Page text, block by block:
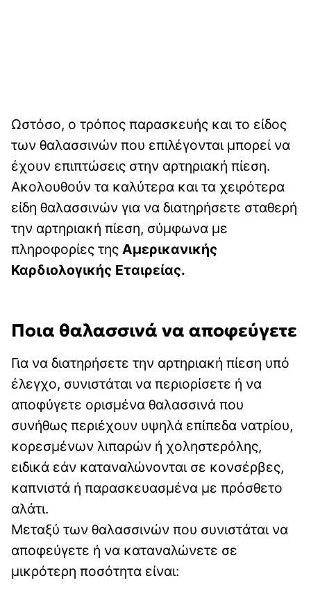
Ωστόσο, ο τρόπος παρασκευής και το είδος
των θαλασσινών που επιλέγονται μπορεί να
έχουν επιπτώσεις στην αρτηριακή πίεση.
Ακολουθούν τα καλύτερα και τα χειρότερα
είδη θαλασσινών για να διατηρήσετε σταθερή
την αρτηριακή πίεση, σύμφωνα με
πληροφορίες της Αμερικανικής
Καρδιολογικής Εταιρείας.
Ποια θαλασσινά να αποφεύγετε
Για να διατηρήσετε την αρτηριακή πίεση υπό
έλεγχο, συνιστάται να περιορίσετε ή να
αποφύγετε ορισμένα θαλασσινά που
συνήθως περιέχουν υψηλά επίπεδα νατρίου,
κορεσμένων λιπαρών ή χοληστερόλης,
ειδικά εάν καταναλώνονται σε κονσέρβες,
καπνιστά ή παρασκευασμένα με πρόσθετο
αλάτι.
Μεταξύ των θαλασσινών που συνιστάται να
αποφεύγετε ή να καταναλώνετε σε
μικρότερη ποσότητα είναι: